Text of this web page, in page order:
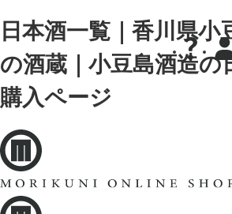
日本酒一覧｜香川県小
の酒蔵｜小豆島酒造の
購入ページ